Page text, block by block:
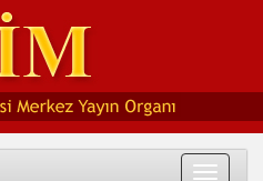
Toggle